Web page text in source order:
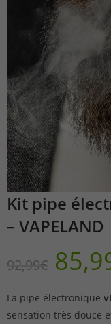
Kit pipe
– VAPELAND
92,99€
La pipe électronique
sensation très douce